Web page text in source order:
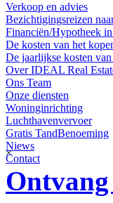
×
Verkoop en advies
Bezichtigingsreizen
Financiën/Hypotheek
De kosten van het
De jaarlijkse kosten van
Over IDEAL Real
Ons Team
Onze diensten
Woninginrichting
Luchthavenvervoer
Gratis TandBenoeming
Niews
Contact